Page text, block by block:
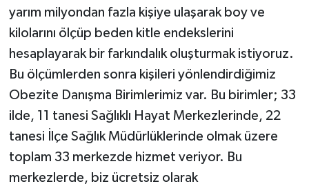
yarım milyondan fazla kişiye ulaşarak boy ve
kilolarını ölçüp beden kitle endekslerini
hesaplayarak bir farkındalık oluşturmak istiyoruz.
Bu ölçümlerden sonra kişileri yönlendirdiğimiz
Obezite Danışma Birimlerimiz var. Bu birimler; 33
ilde, 11 tanesi Sağlıklı Hayat Merkezlerinde, 22
tanesi İlçe Sağlık Müdürlüklerinde olmak üzere
toplam 33 merkezde hizmet veriyor. Bu
merkezlerde, biz ücretsiz olarak